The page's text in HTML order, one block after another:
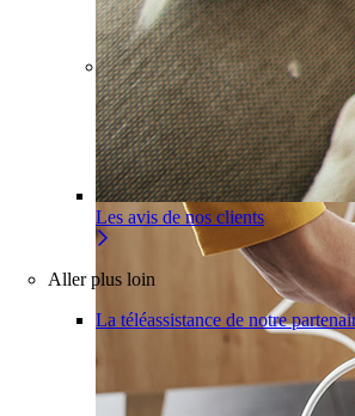
Les avis de nos clients
Aller plus loin
La téléassistance de notre
Pour un appartement Une
intérieur